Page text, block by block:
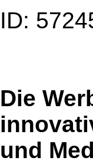
ID:
Die
und